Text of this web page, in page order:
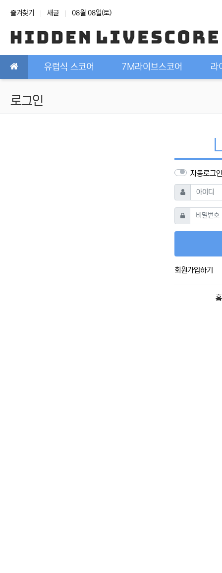
상단 네비
즐겨찾기 새글 08월 08일(토)
메인 메뉴유럽식 스코어 7M라이브스코어 라
로그인
자동로그인
아이디
필수
비밀번호필수
회원가입하기